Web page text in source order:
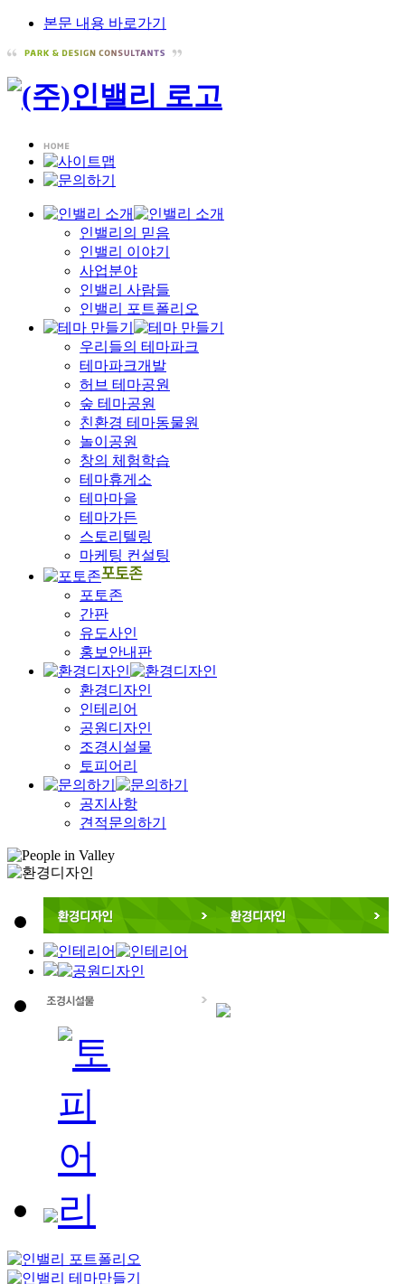
본문 내용 바로가기
인밸리의 믿음
인밸리 이야기
사업분야
인밸리 사람들
인밸리 포트폴리오
우리들의 테마파크
테마파크개발
허브 테마공원
숲 테마공원
친환경 테마동물원
놀이공원
창의 체험학습
테마휴게소
테마마을
테마가든
스토리텔링
마케팅 컨설팅
포토존
간판
유도사인
홍보안내판
환경디자인
인테리어
공원디자인
조경시설물
토피어리
공지사항
견적문의하기